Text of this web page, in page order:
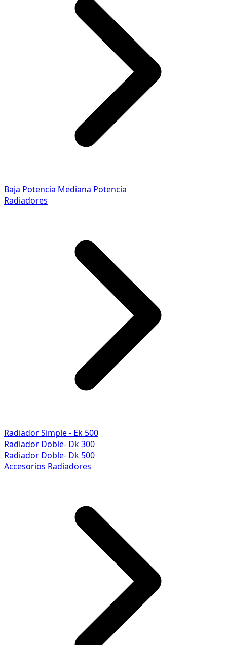
Baja Potencia Mediana Potencia
Radiadores
Radiador Simple - Ek 500
Radiador Doble- Dk 300
Radiador Doble- Dk 500
Accesorios Radiadores